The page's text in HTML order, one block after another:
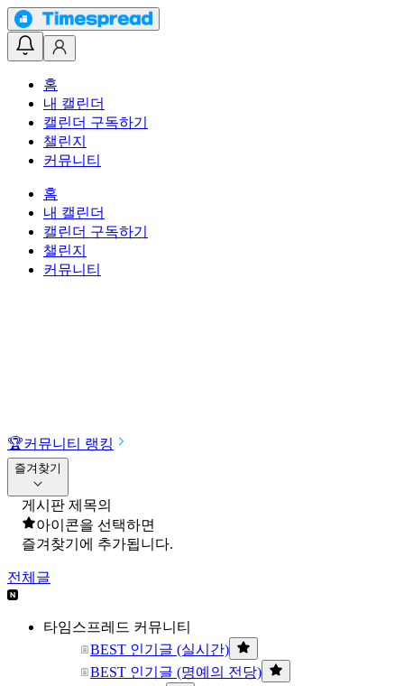
홈
내 캘린더
캘린더 구독하기
챌린지
커뮤니티
홈
내 캘린더
캘린더 구독하기
챌린지
커뮤니티
🏆커뮤니티 랭킹
즐겨찾기
게시판 제목의
아이콘을 선택하면
즐겨찾기에 추가됩니다.
전체글
타임스프레드 커뮤니티
BEST 인기글 (실시간)
BEST 인기글 (명예의 전당)